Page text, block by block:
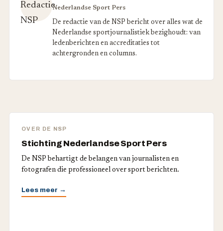
Nederlandse Sport Pers
De redactie van de NSP bericht over alles wat de
Nederlandse sportjournalistiek bezighoudt: van
ledenberichten en accreditaties tot
achtergronden en columns.
OVER DE NSP
Stichting Nederlandse Sport Pers
De NSP behartigt de belangen van journalisten en
fotografen die professioneel over sport berichten.
Lees meer →